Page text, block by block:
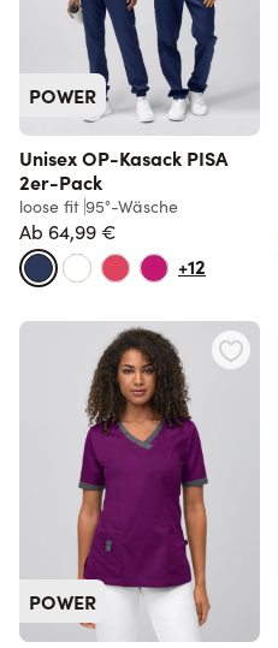
POWER
Unisex OP-Kasack PISA
2er-Pack
loose fit 95°-Wäsche
Ab 64,99 €
+12
POWER